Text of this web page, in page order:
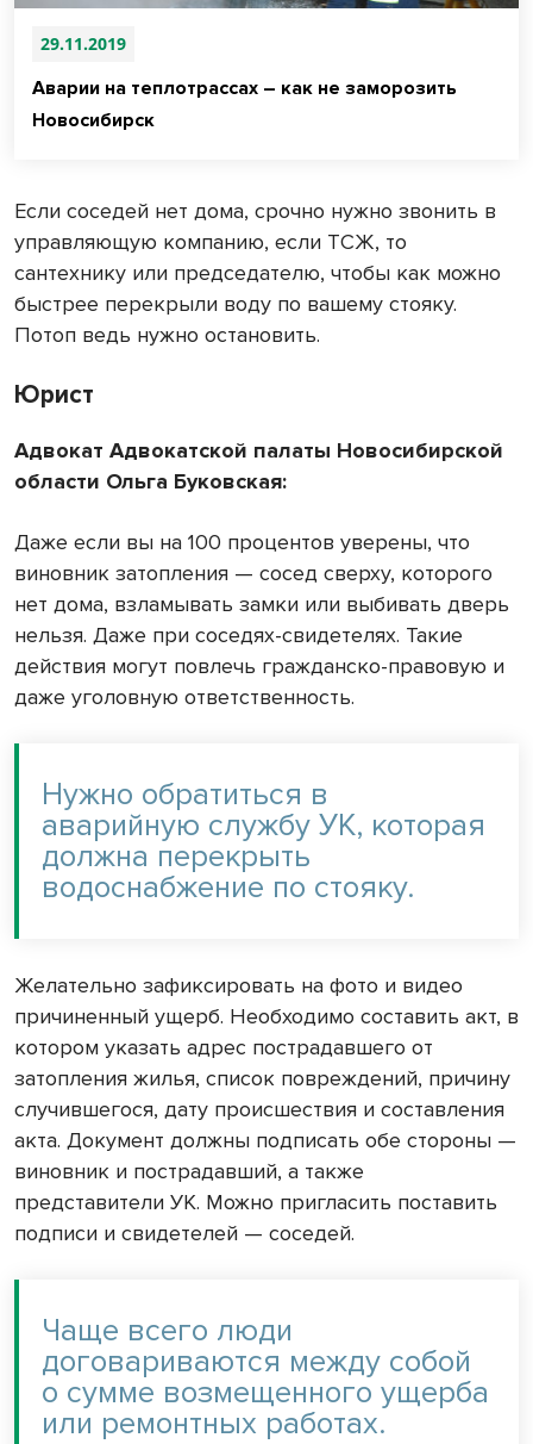
29.11.2019
Аварии на теплотрассах – как не заморозить
Новосибирск
Если соседей нет дома, срочно нужно звонить в
управляющую компанию, если ТСЖ, то
сантехнику или председателю, чтобы как можно
быстрее перекрыли воду по вашему стояку.
Потоп ведь нужно остановить.
Юрист
Адвокат Адвокатской палаты Новосибирской
области Ольга Буковская:
Даже если вы на 100 процентов уверены, что
виновник затопления — сосед сверху, которого
нет дома, взламывать замки или выбивать дверь
нельзя. Даже при соседях-свидетелях. Такие
действия могут повлечь гражданско-правовую и
даже уголовную ответственность.
Нужно обратиться в
аварийную службу УК, которая
должна перекрыть
водоснабжение по стояку.
Желательно зафиксировать на фото и видео
причиненный ущерб. Необходимо составить акт, в
котором указать адрес пострадавшего от
затопления жилья, список повреждений, причину
случившегося, дату происшествия и составления
акта. Документ должны подписать обе стороны —
виновник и пострадавший, а также
представители УК. Можно пригласить поставить
подписи и свидетелей — соседей.
Чаще всего люди
договариваются между собой
о сумме возмещенного ущерба
или ремонтных работах.